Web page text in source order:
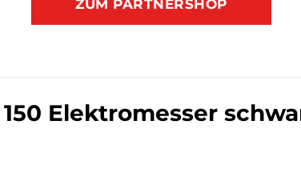
ZUM PARTNERSHOP
Elektromesser